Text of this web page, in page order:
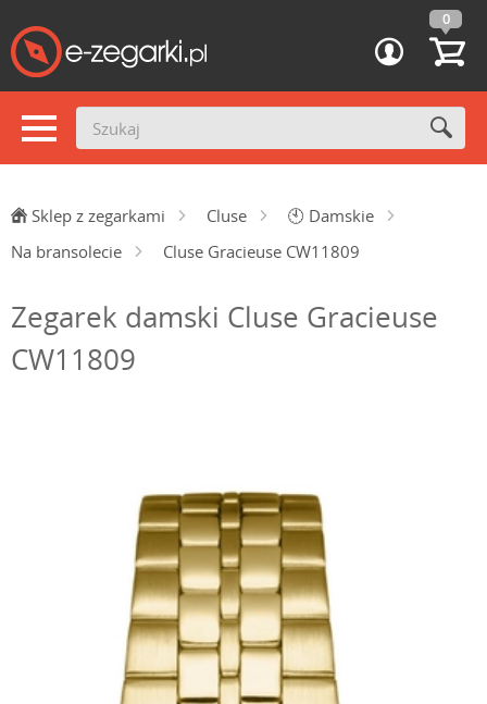
0
Sklep z zegarkami Cluse 🕙 Damskie
Na bransolecie
Cluse Gracieuse CW11809
Zegarek damski Cluse Gracieuse
CW11809